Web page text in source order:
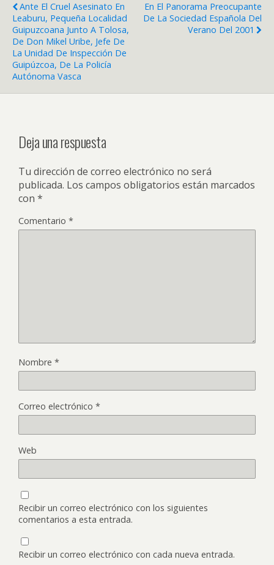
Ante El Cruel Asesinato En
Leaburu, Pequeña Localidad
Guipuzcoana Junto A Tolosa,
De Don Mikel Uribe, Jefe De
La Unidad De Inspección De
Guipúzcoa, De La Policía
Autónoma Vasca
En El Panorama Preocupante
De La Sociedad Española Del
Verano Del 2001
Deja una respuesta
Tu dirección de correo electrónico no será
publicada. Los campos obligatorios están marcados
con *
Comentario *
Nombre *
Correo electrónico *
Web
Recibir un correo electrónico con los siguientes
comentarios a esta entrada.
Recibir un correo electrónico con cada nueva entrada.